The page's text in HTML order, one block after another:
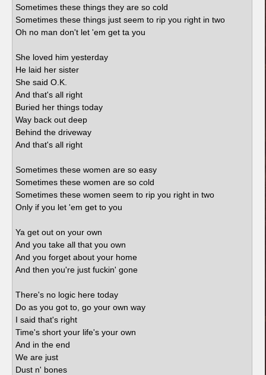
Sometimes these things they are so cold
Sometimes these things just seem to rip you right in two
Oh no man don't let 'em get ta you
She loved him yesterday
He laid her sister
She said O.K.
And that's all right
Buried her things today
Way back out deep
Behind the driveway
And that's all right
Sometimes these women are so easy
Sometimes these women are so cold
Sometimes these women seem to rip you right in two
Only if you let 'em get to you
Ya get out on your own
And you take all that you own
And you forget about your home
And then you're just fuckin' gone
There's no logic here today
Do as you got to, go your own way
I said that's right
Time's short your life's your own
And in the end
We are just
Dust n' bones